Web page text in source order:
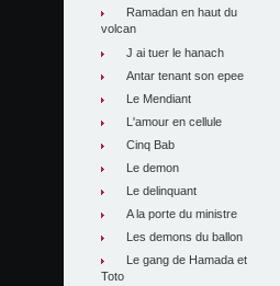
Ramadan en haut du
volcan
J ai tuer le hanach
Antar tenant son epee
Le Mendiant
L'amour en cellule
Cinq Bab
Le demon
Le delinquant
A la porte du ministre
Les demons du ballon
Le gang de Hamada et
Toto